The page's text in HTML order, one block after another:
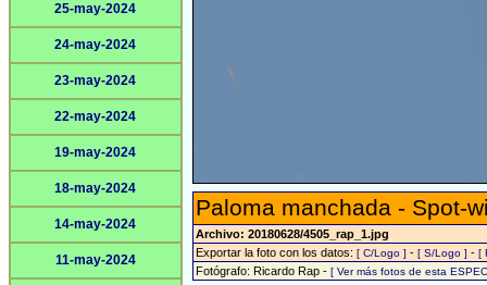
25-may-2024
24-may-2024
23-may-2024
22-may-2024
19-may-2024
18-may-2024
14-may-2024
11-may-2024
Paloma manchada - Spot-
Archivo: 20180628/4505_rap_1.jpg
Exportar la foto con los datos: [ C/Logo ] - [ S/Logo ] - [
Fotógrafo: Ricardo Rap - [ Ver más fotos de esta